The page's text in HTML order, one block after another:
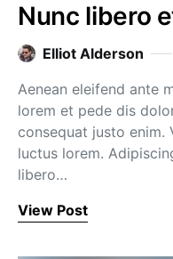
Nunc libero
Elliot Alderson
Aenean eleifend ante
lorem et pede dis
consequat justo enim.
luctus lorem.
libero…
View Post